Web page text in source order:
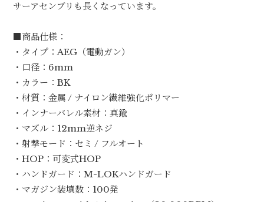
サーアセンブリも長くなっています。
■商品仕様：
・タイプ：AEG（電動ガン）
・口径：6mm
・カラー：BK
・材質：金属 / ナイロン繊維強化ポリマー
・インナーバレル素材：真鍮
・マズル：12mm逆ネジ
・射撃モード：セミ / フルオート
・HOP：可変式HOP
・ハンドガード：M-LOKハンドガード
・マガジン装填数：100発